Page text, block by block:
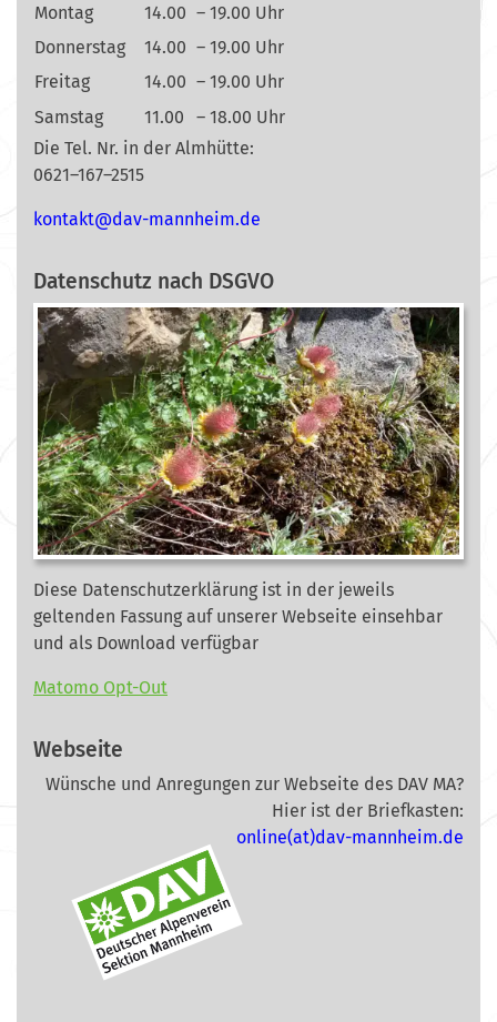
Montag 14.00 – 19.00 Uhr
Donnerstag
14.00 – 19.00 Uhr
Freitag
14.00 – 19.00 Uhr
Samstag
11.00
– 18.00 Uhr
Die Tel. Nr. in der Almhütte:
0621–167–2515
ed.mi
ehnna
m-vad
@tkat
nok
Datenschutz nach DSGVO
Diese Datenschutzerklärung ist in der jeweils
geltenden Fassung auf unserer Webseite einsehbar
und als Download verfügbar
Matomo Opt-Out
Webseite
Wünsche und Anregungen zur Webseite des DAV MA?
Hier ist der Briefkasten:
online(at)dav-mannheim.de